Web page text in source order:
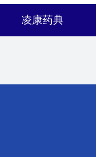
凌康药典